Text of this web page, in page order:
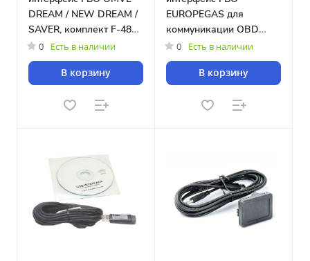
DREAM / NEW DREAM /
SAVER, комплект F-48S
[KIT.USBF-48S]
0 Есть в наличии
В корзину
EUROPEGAS для
коммуникации OBD
через внутренний
интерфейс [ELM327]
0 Есть в наличии
В корзину